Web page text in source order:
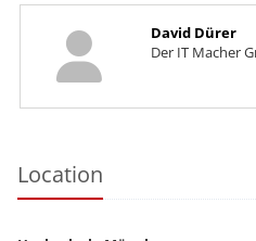
David Dürer
Der IT Macher
Location